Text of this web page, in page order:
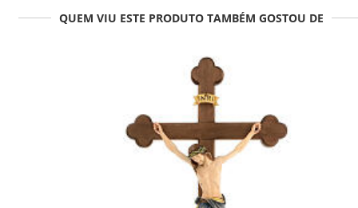
QUEM VIU ESTE PRODUTO TAMBÉM GOSTOU DE